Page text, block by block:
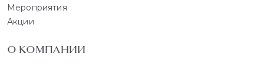
Мероприятия
Акции
О КОМПАНИИ